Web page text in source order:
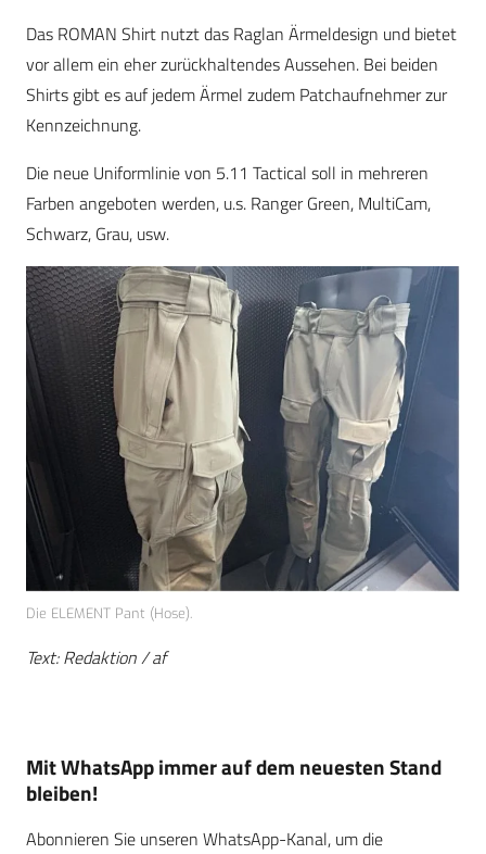
Das ROMAN Shirt nutzt das Raglan Ärmeldesign und bietet
vor allem ein eher zurückhaltendes Aussehen. Bei beiden
Shirts gibt es auf jedem Ärmel zudem Patchaufnehmer zur
Kennzeichnung.
Die neue Uniformlinie von 5.11 Tactical soll in mehreren
Farben angeboten werden, u.s. Ranger Green, MultiCam,
Schwarz, Grau, usw.
Die ELEMENT Pant (Hose).
Text: Redaktion / af
Mit WhatsApp immer auf dem neuesten Stand
bleiben!
Abonnieren Sie unseren WhatsApp-Kanal, um die